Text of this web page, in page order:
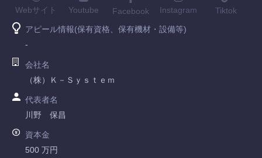
Webサイト Youtube Facebook Instagram Tiktok
アピール情報(保有資格、保有機材・設備等)
-
会社名
（株）Ｋ－Ｓｙｓｔｅｍ
代表者名
川野 保昌
資本金
500 万円